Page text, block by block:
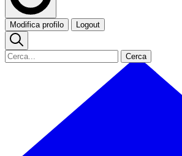
Modifica profilo Logout
Cerca